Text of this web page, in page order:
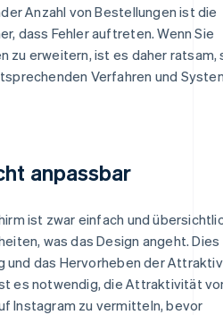
Anzahl von Bestellungen ist die
dass Fehler auftreten. Wenn Sie
zu erweitern, ist es daher ratsam,
Verfahren und
anpassbar
ist zwar einfach und
was das Design angeht. Dies
und das Hervorheben der
es notwendig, die Attraktivität
Instagram zu vermitteln, bevor